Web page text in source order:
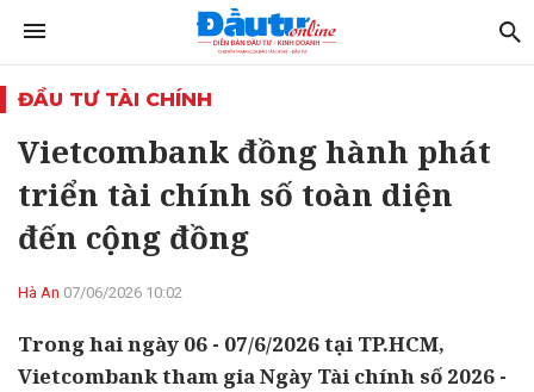
ĐẦU TƯ TÀI CHÍNH
Vietcombank đồng hành phát
triển tài chính số toàn diện
đến cộng đồng
Hà An 07/06/2026 10:02
Trong hai ngày 06 - 07/6/2026 tại TP.HCM,
Vietcombank tham gia Ngày Tài chính số 2026 -